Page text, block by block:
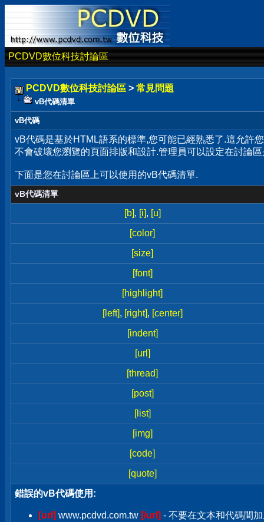
PCDVD數位科技討論區
PCDVD數位科技討論區 > 常見問題
vB代碼清單
vB代碼
vB代碼是基於HTML語系的標準,您可能已經熟悉了.這允許
不會破壞您瀏覽的頁面排版和設計.管理員可以設定在討論
下面是您在討論區上可以使用的vB代碼清單.
vB代碼清單
[b], [i], [u]
[color]
[size]
[font]
[highlight]
[left], [right], [center]
[indent]
[url]
[thread]
[post]
[list]
[img]
[code]
[quote]
錯誤的vB代碼使用:
[url] www.pcdvd.com.tw [/url] - 不要在文本和代碼間